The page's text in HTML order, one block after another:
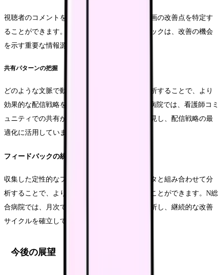
視聴者のコメントを詳細に分析することで、動画の改善点を特定す
ることができます。特に、否定的なフィードバックは、改善の機会
を示す重要な情報源となります。
共有パターンの把握
どのような文脈で動画が共有されているかを分析することで、より
効果的な配信戦略を立てることができます。M病院では、看護師コミ
ュニティでの共有が特に効果的であることを発見し、配信戦略の最
適化に活用しています。
フィードバックの統合と活用
収集した定性的なフィードバックを、定量データと組み合わせて分
析することで、より包括的な改善策を導き出すことができます。N総
合病院では、月次でフィードバックを統合・分析し、継続的な改善
サイクルを確立しています。
今後の展望